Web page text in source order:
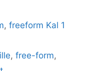
,freeform Kal 1
,free-form,